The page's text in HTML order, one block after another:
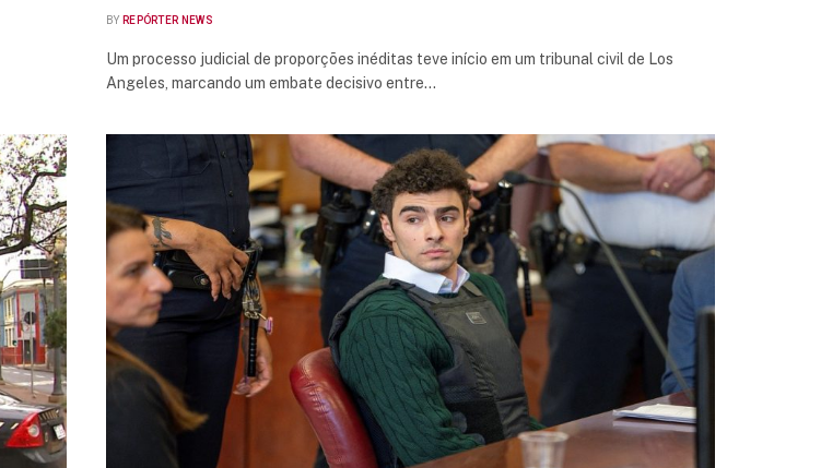
BY REPÓRTER NEWS
Um processo judicial de proporções inéditas teve início em um tribunal civil de Los
Angeles, marcando um embate decisivo entre…